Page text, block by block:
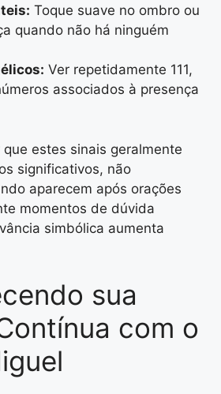
Toque suave no ombro ou
quando não há ninguém
Ver repetidamente 111,
associados à presença
estes sinais geralmente
significativos, não
aparecem após orações
momentos de dúvida
simbólica aumenta
sua
com o